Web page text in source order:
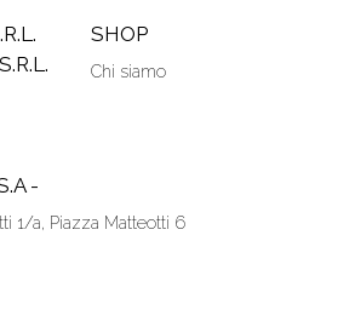
-
1/a, Piazza Matteotti 6
SHOP
Chi siamo